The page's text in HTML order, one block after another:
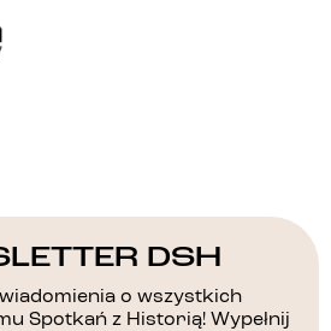
DSH
o wszystkich
Spotkań z Historią! Wypełnij